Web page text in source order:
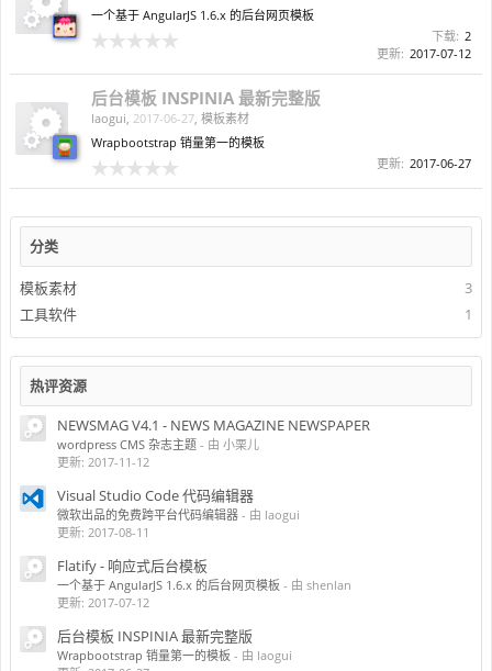
分类
模板素材
3
工具软件
1
热评资源
NEWSMAG V4.1 - NEWS MAGAZINE NEWSPAPER
wordpress CMS 杂志主题 - 由 小栗儿
更新: 2017-11-12
Visual Studio Code 代码编辑器
微软出品的免费跨平台代码编辑器 - 由 laogui
更新: 2017-08-11
Flatify - 响应式后台模板
一个基于 AngularJS 1.6.x 的后台网页模板 - 由 shenlan
更新: 2017-07-12
后台模板 INSPINIA 最新完整版
Wrapbootstrap 销量第一的模板 - 由 laogui
一个基于 AngularJS 1.6.x 的后台网页模板
下载: 2
更新: 2017-07-12
后台模板 INSPINIA 最新完整版
laogui, 2017-06-27, 模板素材
Wrapbootstrap 销量第一的模板
更新: 2017-06-27